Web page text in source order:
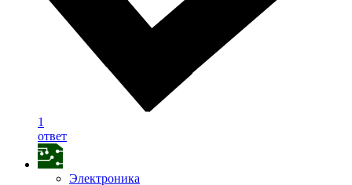
1
ответ
Электроника